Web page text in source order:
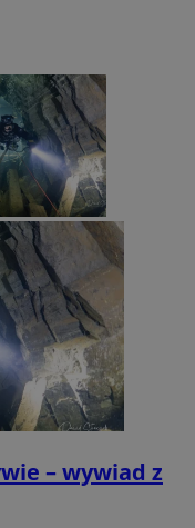
– wywiad z